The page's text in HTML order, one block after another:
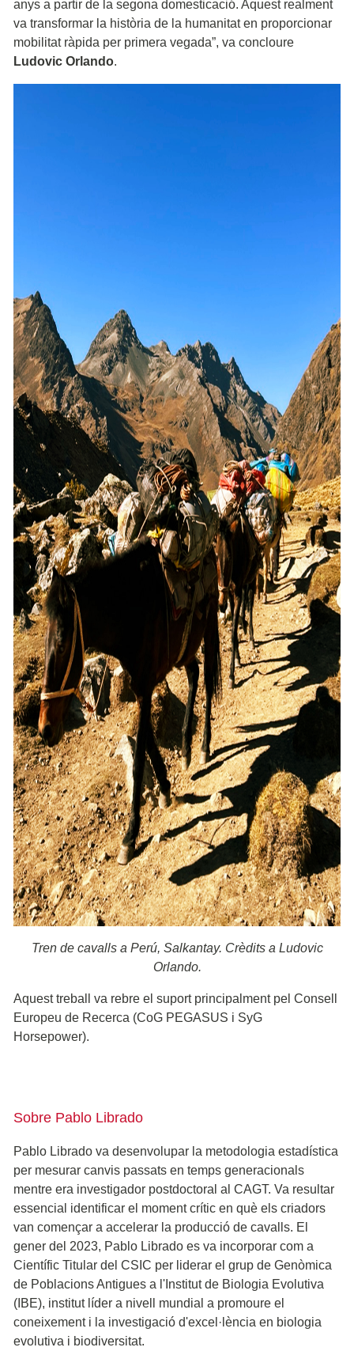
anys a partir de la segona domesticació. Aquest realment
va transformar la història de la humanitat en proporcionar
mobilitat ràpida per primera vegada”, va concloure
Ludovic Orlando.
Tren de cavalls a Perú, Salkantay. Crèdits a Ludovic
Orlando.​
Aquest treball va rebre el suport principalment pel Consell
Europeu de Recerca (CoG PEGASUS i SyG
Horsepower).
Sobre Pablo Librado
Pablo Librado va desenvolupar la metodologia estadística
per mesurar canvis passats en temps generacionals
mentre era investigador postdoctoral al CAGT. Va resultar
essencial identificar el moment crític en què els criadors
van començar a accelerar la producció de cavalls. El
gener del 2023, Pablo Librado es va incorporar com a
Científic Titular del CSIC per liderar el grup de Genòmica
de Poblacions Antigues a l'Institut de Biologia Evolutiva
(IBE), institut líder a nivell mundial a promoure el
coneixement i la investigació d'excel·lència en biologia
evolutiva i biodiversitat.